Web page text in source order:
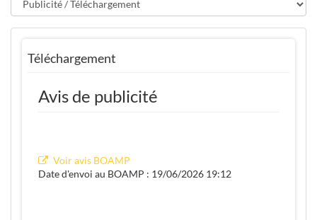
Téléchargement
Avis de publicité
Voir avis BOAMP
Date d'envoi au BOAMP : 19/06/2026 19:12